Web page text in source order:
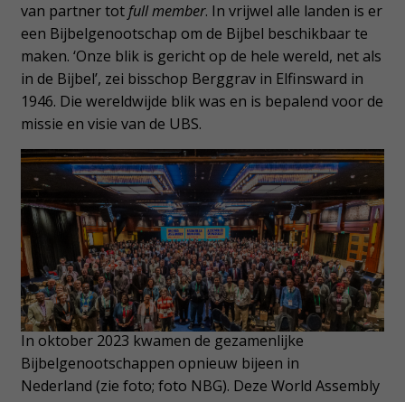
van partner tot full member. In vrijwel alle landen is er
een Bijbelgenootschap om de Bijbel beschikbaar te
maken. ‘Onze blik is gericht op de hele wereld, net als
in de Bijbel’, zei bisschop Berggrav in Elfinsward in
1946. Die wereldwijde blik was en is bepalend voor de
missie en visie van de UBS.
In oktober 2023 kwamen de gezamenlijke
Bijbelgenootschappen opnieuw bijeen in
Nederland (zie foto; foto NBG). Deze World Assembly